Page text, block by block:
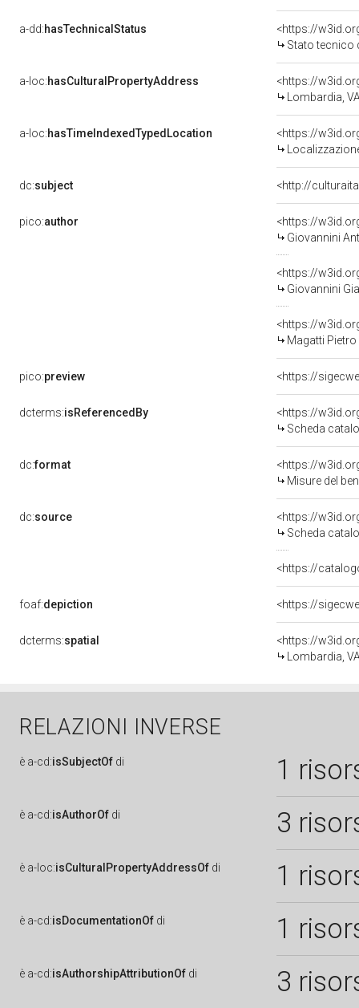
a-dd:hasTechnicalStatus
<https://
Stato tecnico
a-loc:hasCulturalPropertyAddress
<https://
Lombardia,
a-loc:hasTimeIndexedTypedLocation
<https://
dc:subject <http://
pico:author
<https://
Giovannini
<https://
Giovannini
<https://
Magatti
pico:preview <https://
dcterms:isReferencedBy
<https://
Scheda
dc:format
<https://
Misure del
dc:source
<https://
Scheda
<https://
foaf:depiction <https://
dcterms:spatial
<https://
Lombardia,
RELAZIONI INVERSE
è a-cd:isSubjectOf di 1
è a-cd:isAuthorOf di 3
è a-loc:isCulturalPropertyAddressOf di 1
è a-cd:isDocumentationOf di 1
è a-cd:isAuthorshipAttributionOf di 3